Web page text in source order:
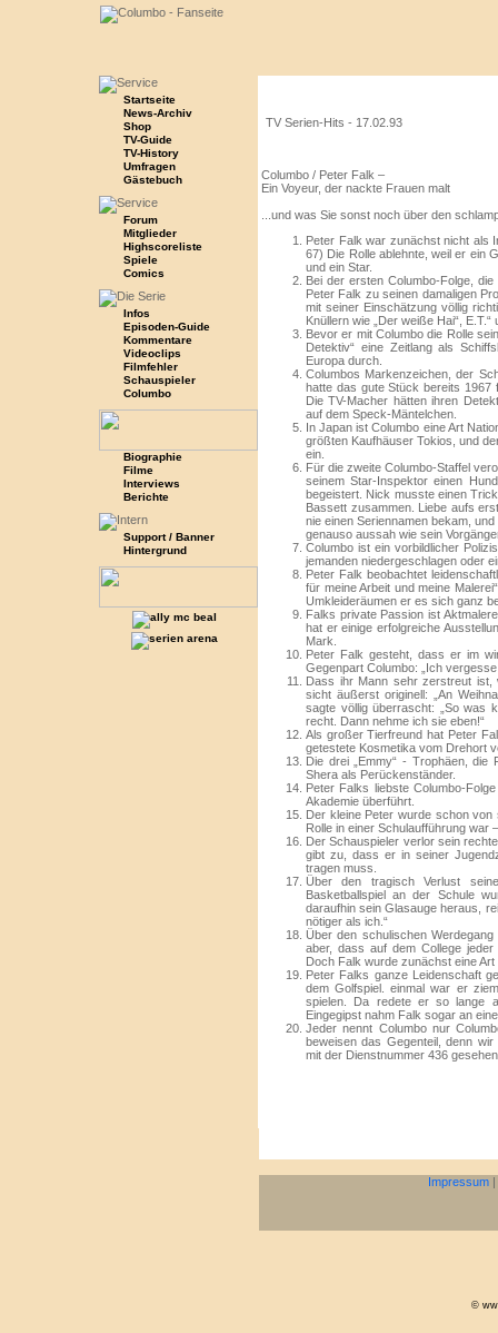
Startseite
News-Archiv
Shop
TV-Guide
TV-History
Umfragen
Gästebuch
Forum
Mitglieder
Highscoreliste
Spiele
Comics
Infos
Episoden-Guide
Kommentare
Videoclips
Filmfehler
Schauspieler
Columbo
Biographie
Filme
Interviews
Berichte
Support / Banner
Hintergrund
TV Serien-Hits - 17.02.93
Columbo / Peter Falk –
Ein Voyeur, der nackte Frauen malt
...und was Sie sonst noch über den
Peter Falk war zunächst nicht als
67) Die Rolle ablehnte, weil er ein
und ein Star.
Bei der ersten Columbo-Folge,
Peter Falk zu seinen damaligen
mit seiner Einschätzung völlig
Knüllern wie „Der weiße Hai“,
Bevor er mit Columbo die Rolle
Detektiv“ eine Zeitlang als
Europa durch.
Columbos Markenzeichen, der
hatte das gute Stück bereits 1967
Die TV-Macher hätten ihren
auf dem Speck-Mäntelchen.
In Japan ist Columbo eine Art
größten Kaufhäuser Tokios, und
ein.
Für die zweite Columbo-Staffel
seinem Star-Inspektor einen
begeistert. Nick musste einen
Bassett zusammen. Liebe aufs
nie einen Seriennamen bekam,
genauso aussah wie sein
Columbo ist ein vorbildlicher
jemanden niedergeschlagen oder
Peter Falk beobachtet
für meine Arbeit und meine
Umkleideräumen er es sich ganz
Falks private Passion ist
hat er einige erfolgreiche
Mark.
Peter Falk gesteht, dass er im
Gegenpart Columbo: „Ich
Dass ihr Mann sehr zerstreut ist,
sicht äußerst originell: „An
sagte völlig überrascht: „So was
recht. Dann nehme ich sie eben!“
Als großer Tierfreund hat Peter
getestete Kosmetika vom Drehort
Die drei „Emmy“ - Trophäen,
Shera als Perückenständer.
Peter Falks liebste Columbo-
Akademie überführt.
Der kleine Peter wurde schon von
Rolle in einer Schulaufführung war
Der Schauspieler verlor sein
gibt zu, dass er in seiner
tragen muss.
Über den tragisch Verlust
Basketballspiel an der Schule
daraufhin sein Glasauge heraus,
nötiger als ich.“
Über den schulischen
aber, dass auf dem College
Doch Falk wurde zunächst eine
Peter Falks ganze Leidenschaft
dem Golfspiel. einmal war er
spielen. Da redete er so lange
Eingegipst nahm Falk sogar an
Jeder nennt Columbo nur
beweisen das Gegenteil, denn
mit der Dienstnummer 436
Impressum |
©